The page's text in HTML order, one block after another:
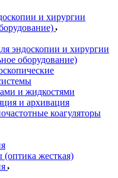
и хирургии
эндоскопии и хирургии
оборудование)
и жидкостями
и архивация
коагуляторы
(оптика жесткая)